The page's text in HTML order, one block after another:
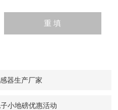
器生产厂家
小地磅优惠活动